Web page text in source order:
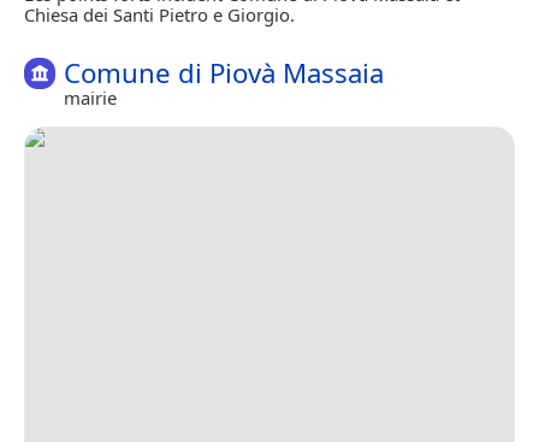
Chiesa dei Santi Pietro e Giorgio.
Comune di Piovà Massaia
mairie